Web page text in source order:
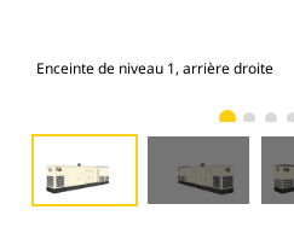
Enceinte de niveau 1, arrière droite